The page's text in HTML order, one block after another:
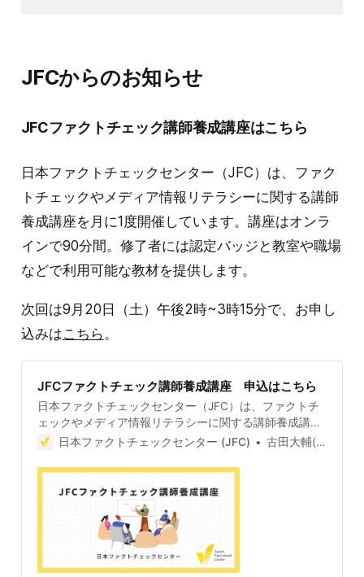
JFCからのお知らせ
JFCファクトチェック講師養成講座はこちら
日本ファクトチェックセンター（JFC）は、ファク
トチェックやメディア情報リテラシーに関する講師
養成講座を月に1度開催しています。講座はオンラ
インで90分間。修了者には認定バッジと教室や職場
などで利用可能な教材を提供します。
次回は9月20日（土）午後2時~3時15分で、お申し
込みはこちら。
JFCファクトチェック講師養成講座 申込はこちら
日本ファクトチェックセンター（JFC）は、ファクトチ
ェックやメディア情報リテラシーに関する講師養成講座
を月に1度開催しています。講座はオンラインで90分
な教材を提供します。 次回の開講は5月18日（日）午後
2時~3時半で、お申し込みはこちら。
https://jfcyousei0518.peatix.com/view 受講条件はファ
クトチェッカー認定試験に合格していること。講師養成
講座は1回の受講で修了となります。 受講生には教材を
提供 デマや不確かな情報が蔓延する中で、自衛策が求め
られています。「気をつけて」というだけでは、対策に
日本ファクトチェックセンター (JFC) 古田大輔(Daisuke Furuta)